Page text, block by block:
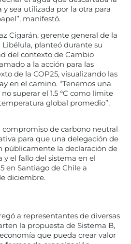
sea utilizada por la otra para
manifestó.
Cigarán, gerente general de la
planteó durante su
del contexto de Cambio
a la acción para las
de la COP25, visualizando las
en el camino. “Tenemos una
superar el 1.5 °C como límite
global promedio”,
de carbono neutral
para que una delegación de
públicamente la declaración de
el fallo del sistema en el
en Santiago de Chile a
diciembre.
a representantes de diversas
la propuesta de Sistema B,
que pueda crear valor